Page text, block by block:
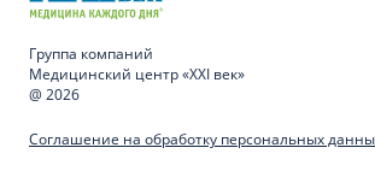
Группа компаний
Медицинский центр «XXI век»
@ 2026
Соглашение на обработку персональных